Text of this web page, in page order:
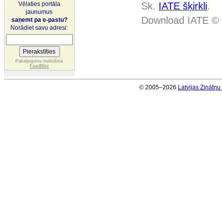
Vēlaties portāla
jaunumus
saņemt pa e-pastu?
Norādiet savu adresi:
Pakalpojumu nodrošina
FeedBlitz
Sk. IATE šķirkli.
Download IATE
© 2005–2026 Latvijas